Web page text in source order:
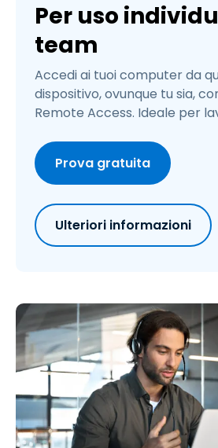
Per uso
team
Accedi ai tuoi computer da
dispositivo, ovunque tu sia,
Remote Access. Ideale per
Prova gratuita
Ulteriori informazioni